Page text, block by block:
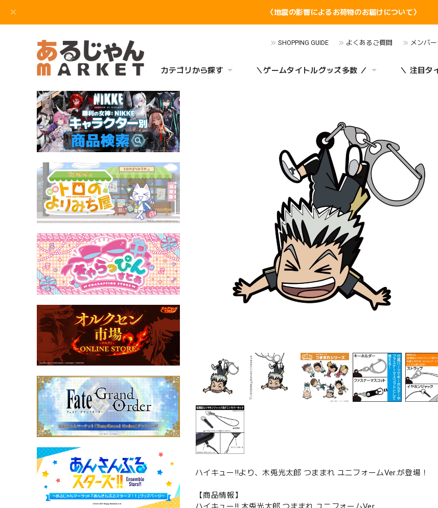
〈地震の影響によるお荷物のお届けについて〉
SHOPPING GUIDE よくあるご質問 メンバ
カテゴリから探す ＼ゲームタイトルグッズ多数 ／ ＼ 注目タ
ハイキュー!!より、木兎光太郎 つままれ ユニフォームVer.が登場！
【商品情報】